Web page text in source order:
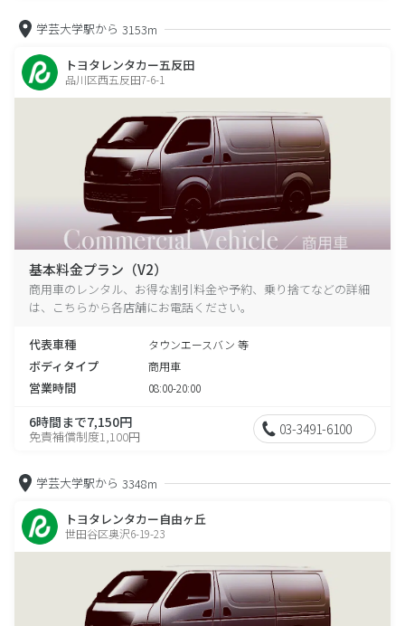
学芸大学駅から 3153m
トヨタレンタカー五反田
品川区西五反田7-6-1
基本料金プラン（V2）
商用車のレンタル、お得な割引料金や予約、乗り捨てなどの詳細
は、こちらから各店舗にお電話ください。
代表車種 タウンエースバン 等
ボディタイプ 商用車
営業時間 08:00-20:00
6時間まで7,150円
免責補償制度1,100円 03-3491-6100
学芸大学駅から 3348m
トヨタレンタカー自由ヶ丘
世田谷区奥沢6-19-23